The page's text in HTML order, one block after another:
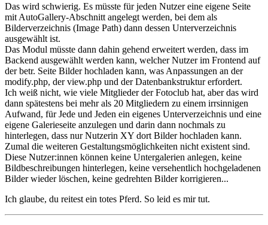
Das wird schwierig. Es müsste für jeden Nutzer eine eigene Seite
mit AutoGallery-Abschnitt angelegt werden, bei dem als
Bilderverzeichnis (Image Path) dann dessen Unterverzeichnis
ausgewählt ist.
Das Modul müsste dann dahin gehend erweitert werden, dass im
Backend ausgewählt werden kann, welcher Nutzer im Frontend auf
der betr. Seite Bilder hochladen kann, was Anpassungen an der
modify.php, der view.php und der Datenbankstruktur erfordert.
Ich weiß nicht, wie viele Mitglieder der Fotoclub hat, aber das wird
dann spätestens bei mehr als 20 Mitgliedern zu einem irrsinnigen
Aufwand, für Jede und Jeden ein eigenes Unterverzeichnis und eine
eigene Galerieseite anzulegen und darin dann nochmals zu
hinterlegen, dass nur Nutzerin XY dort Bilder hochladen kann.
Zumal die weiteren Gestaltungsmöglichkeiten nicht existent sind.
Diese Nutzer:innen können keine Untergalerien anlegen, keine
Bildbeschreibungen hinterlegen, keine versehentlich hochgeladenen
Bilder wieder löschen, keine gedrehten Bilder korrigieren...
Ich glaube, du reitest ein totes Pferd. So leid es mir tut.